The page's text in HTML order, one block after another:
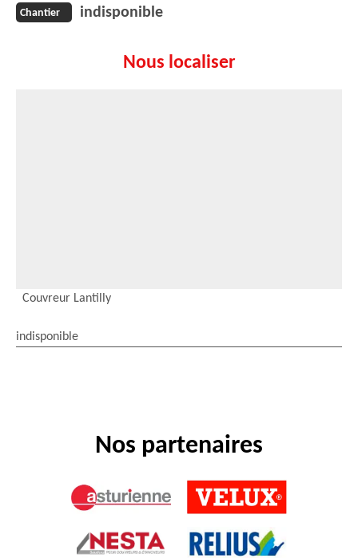
Chantier indisponible
Nous localiser
Couvreur Lantilly
indisponible
Nos partenaires